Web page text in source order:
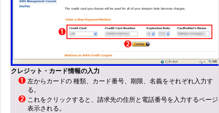
クレジット・カード情報の入力
左からカードの 種類、カード番号、期限、名義をそれぞれ入力す
る。
これをクリックすると、請求先の住所と電話番号を入力するペー
表示される。